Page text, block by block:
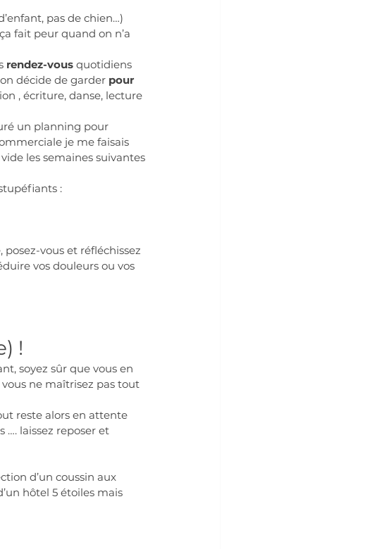
pas de chien…)
fait peur quand on n’a
rendez-vous quotidiens
décide de garder pour
, écriture, danse, lecture
un planning pour
je me faisais
les semaines suivantes
:
vous et réfléchissez
vos douleurs ou vos
!
soyez sûr que vous en
ne maîtrisez pas tout
reste alors en attente
…. laissez reposer et
d’un coussin aux
hôtel 5 étoiles mais